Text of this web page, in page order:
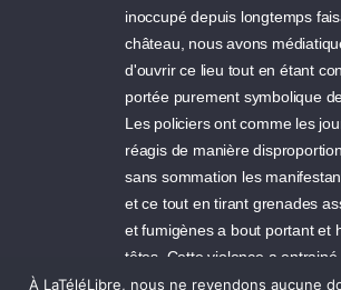
inoccupé depuis longtemps
château, nous avons
d'ouvrir ce lieu tout en étant
portée purement symbolique
Les policiers ont comme les
réagis de manière
sans sommation les
et ce tout en tirant grenades
et fumigènes a bout portant et
têtes. Cette violence a
urgences de 5 personnes :
À LaTéléLibre, nous ne revendons aucune